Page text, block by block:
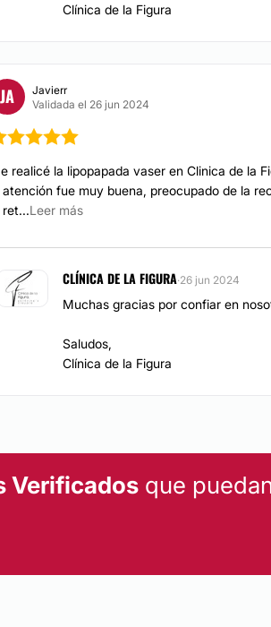
Clínica de la Figura
JA
Javierr
Validada el 26 jun 2024
realicé la lipopapada vaser en Clinica de la
atención fue muy buena, preocupado de la
ret...Leer más
CLÍNICA DE LA FIGURA·26 jun 2024
Muchas gracias por confiar en
Saludos,
Clínica de la Figura
Verificadosque